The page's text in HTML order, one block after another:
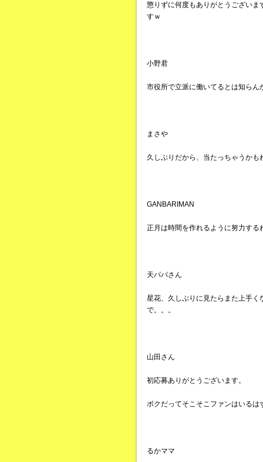
懲りずに何度もありがとうござい
すｗ
小野君
市役所で立派に働いてるとは知らん
まさや
久しぶりだから、当たっちゃうかも
GANBARIMAN
正月は時間を作れるように努力する
天パパさん
星花、久しぶりに見たらまた上手
で。。。
山田さん
初応募ありがとうございます。
ボクだってそこそこファンはいるは
るかママ